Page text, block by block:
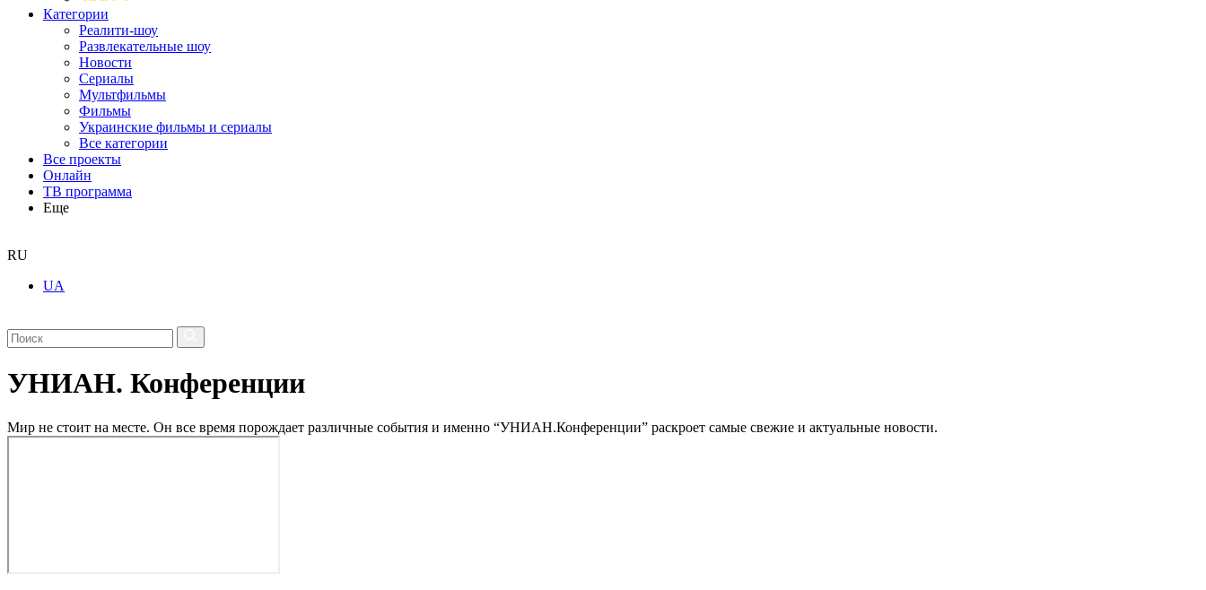
Категории
Реалити-шоу
Развлекательные шоу
Новости
Сериалы
Мультфильмы
Фильмы
Украинские фильмы и сериалы
Все категории
Все проекты
Онлайн
ТВ программа
Еще
RU
UA
УНИАН. Конференции
Мир не стоит на месте. Он все время порождает различные события и именно “УНИАН.Конференции” раскроет самые свежие и актуальные новости.